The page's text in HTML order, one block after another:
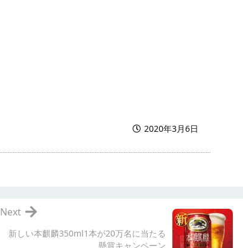
2020年3月6日
新しい本麒麟350ml1本が20万名に当たる
懸賞キャンペーン
Next